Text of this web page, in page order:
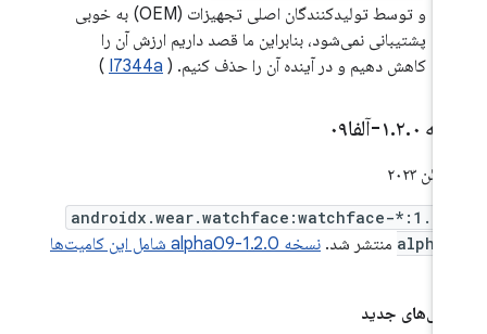
و توسط تولیدکنندگان اصلی تجهیزات (OEM) به خوبی
پشتیبانی نمی‌شود، بنابراین ما قصد داریم ارزش آن را
کاهش دهیم و در آینده آن را حذف کنیم. (I7344a
)
.۲
androidx.wear.watchface:watchface-
منتشر شد.
نسخه 1.2.0-alpha09 شامل این کامیت‌ها
جدید